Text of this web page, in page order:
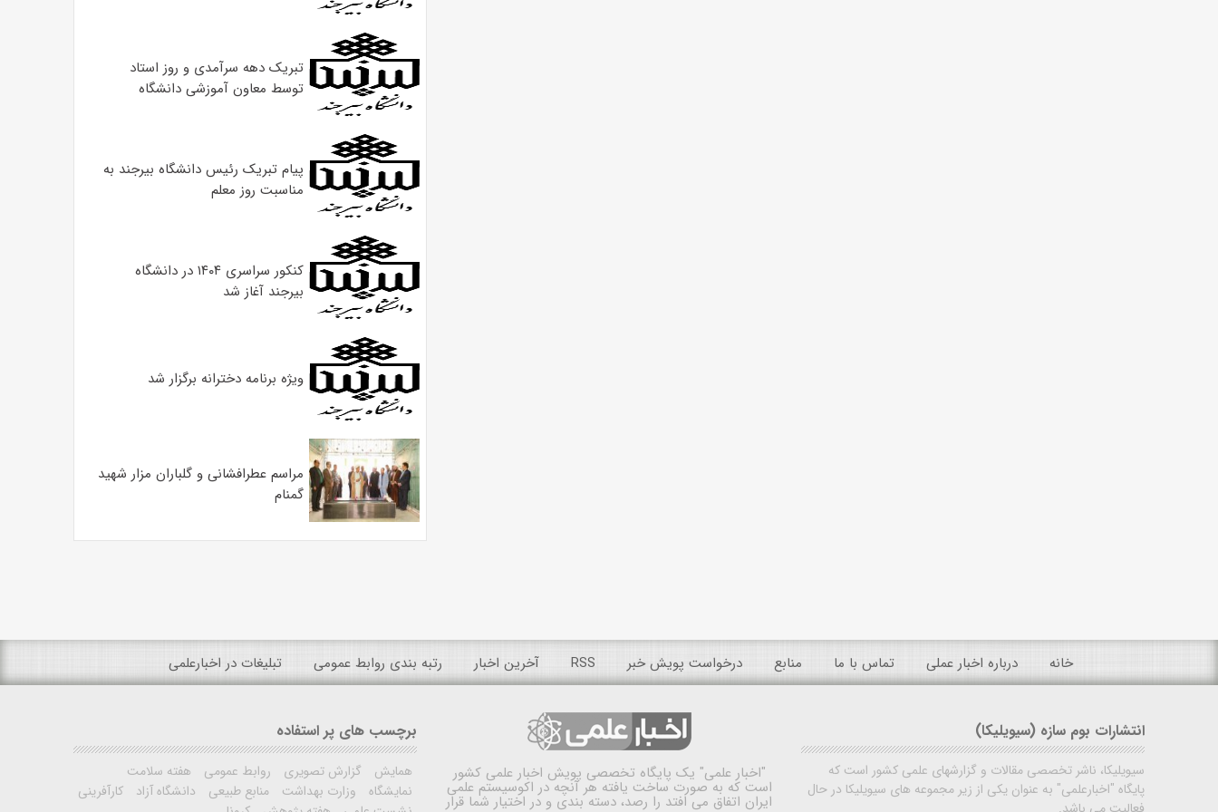
تبریک دهه سرآمدی و روز استاد
توسط معاون آموزشی دانشگاه
پیام تبریک رئیس دانشگاه بیرجند به
مناسبت روز معلم
کنکور سراسری ۱۴۰۴ در دانشگاه
بیرجند آغاز شد
ویژه برنامه دخترانه برگزار شد
مراسم عطرافشانی و گلباران مزار شهید
گمنام
خانه درباره اخبار عملی تماس با ما منابع درخواست پویش خبر RSS آخرین اخبار رتبه بندی روابط عمومی تبلیغات در اخبارعلمی
انتشارات بوم سازه (سیویلیکا)
سیویلیکا، ناشر تخصصی مقالات و گزارشهای علمی کشور است که
پایگاه "اخبارعلمی" به عنوان یکی از زیر مجموعه های سیویلیکا در حال
"اخبار علمی" یک پایگاه تخصصی پویش اخبار علمی کشور
است که به صورت ساخت یافته هر آنچه در اکوسیستم علمی
ایران اتفاق می افتد را رصد، دسته بندی و در اختیار شما قرار
برچسب های پر استفاده
همایش گزارش تصویری روابط عمومی
هفته سلامت
نمایشگاه
وزارت بهداشت منابع طبیعی دانشگاه آزاد
کارآفرینی